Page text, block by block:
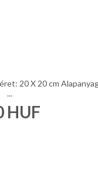
20 X 20 cm
...
HUF